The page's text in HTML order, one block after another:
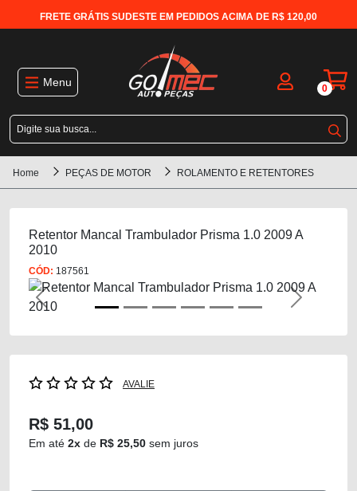
FRETE GRÁTIS SUDESTE EM PEDIDOS ACIMA DE R$ 120,00
Menu 0
Home PEÇAS DE MOTOR ROLAMENTO E RETENTORES
Retentor Mancal Trambulador Prisma 1.0 2009 A
2010
CÓD: 187561
Previous Next
AVALIE
R$ 51,00
Em até 2x de R$ 25,50 sem juros